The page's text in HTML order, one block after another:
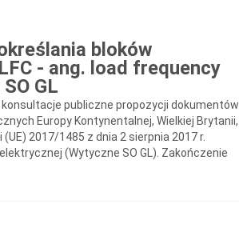
bloków
- ang. load frequency
GL
publiczne propozycji dokumentów
Europy Kontynentalnej, Wielkiej Brytanii,
2017/1485 z dnia 2 sierpnia 2017 r.
(Wytyczne SO GL). Zakończenie